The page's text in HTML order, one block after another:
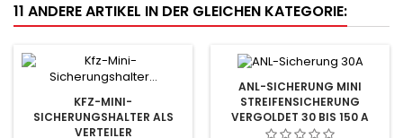
11 ANDERE ARTIKEL IN DER GLEICHEN KATEGORIE:
KFZ-MINI-
SICHERUNGSHALTER ALS
VERTEILER
ANL-SICHERUNG MINI
STREIFENSICHERUNG
VERGOLDET 30 BIS 150 A